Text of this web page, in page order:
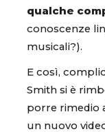
qualche
conoscenze
musicali?).
E così,
Smith si è
porre rimedio
un nuovo